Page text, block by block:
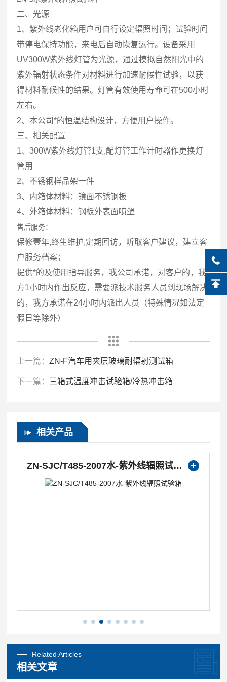
二、光源
1、紫外线老化箱用户可自行设定辐照时间；试验时间
带停电保持功能，来电后自动恢复运行。设备采用
UV300W紫外线灯管为光源，通过模拟自然阳光中的
紫外辐射状态条件对材料进行加速耐候性试验，以获
得材料耐候性的结果。灯管有效使用寿命可在500小时
左右。
2、本公司*的恒温结构设计，方便用户操作。
三、相关配置
1、300W紫外线灯管1支,配灯管工作计时器作更换灯
管用
2、不锈钢样品架一件
3、内箱体材料：镜面不锈钢板
4、外箱体材料：钢板外表面喷塑
售后服务：
保修壹年,终生维护,定期回访，听取客户建议，建立客
户服务档案；
提供*的及使用指导服务，我公司承诺，对客户的，我
方1小时内作出反应，需要派技术服务人员到现场解决
的，我方承诺在24小时内派出人员（特殊情况如法定
假日等除外）
上一篇：ZN-F汽车用夹层玻璃耐辐射测试箱
下一篇： 三箱式温度冲击试验箱/冷热冲击箱
相关产品
ZN-SJC/T485-2007水-紫外线辐照试验箱
Related Articles
相关文章